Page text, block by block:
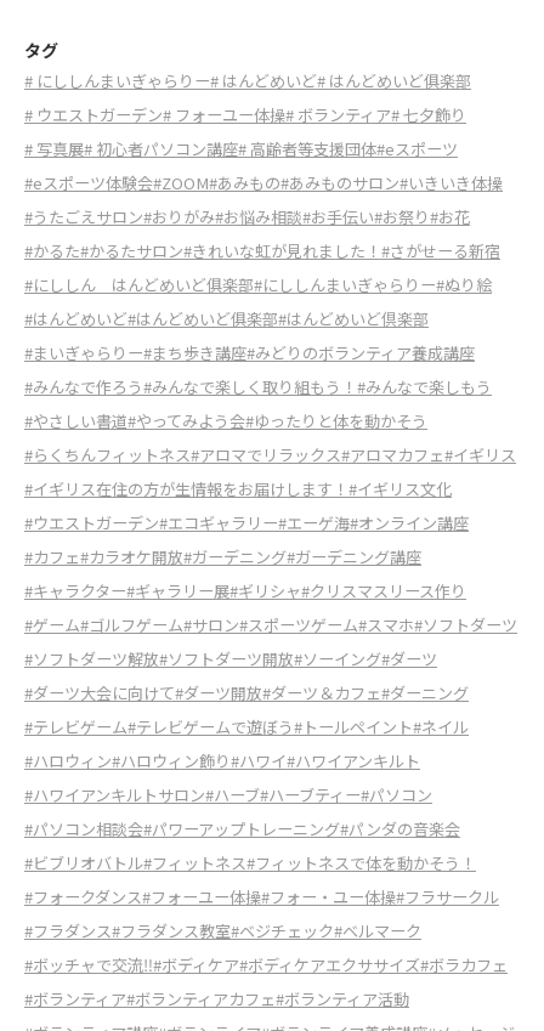
タグ
# にししんまいぎゃらりー# はんどめいど# はんどめいど俱楽部
# ウエストガーデン# フォーユー体操# ボランティア# 七夕飾り
# 写真展# 初心者パソコン講座# 高齢者等支援団体#eスポーツ
#eスポーツ体験会#ZOOM#あみもの#あみものサロン#いきいき体操
#うたごえサロン#おりがみ#お悩み相談#お手伝い#お祭り#お花
#かるた#かるたサロン#きれいな虹が見れました！ #さがせーる新宿
#にししん はんどめいど俱楽部#にししんまいぎゃらりー#ぬり絵
#はんどめいど#はんどめいど俱楽部#はんどめいど倶楽部
#まいぎゃらりー#まち歩き講座#みどりのボランティア養成講座
#みんなで作ろう#みんなで楽しく取り組もう！ #みんなで楽しもう
#やさしい書道#やってみよう会#ゆったりと体を動かそう
#らくちんフィットネス#アロマでリラックス#アロマカフェ#イギリス
#イギリス在住の方が生情報をお届けします！ #イギリス文化
#ウエストガーデン#エコギャラリー#エーゲ海#オンライン講座
#カフェ#カラオケ開放#ガーデニング#ガーデニング講座
#キャラクター#ギャラリー展#ギリシャ#クリスマスリース作り
#ゲーム#ゴルフゲーム#サロン#スポーツゲーム#スマホ#ソフトダーツ
#ソフトダーツ解放#ソフトダーツ開放#ソーイング#ダーツ
#ダーツ大会に向けて#ダーツ開放#ダーツ＆カフェ#ダーニング
#テレビゲーム#テレビゲームで遊ぼう#トールペイント#ネイル
#ハロウィン#ハロウィン飾り#ハワイ#ハワイアンキルト
#ハワイアンキルトサロン#ハーブ#ハーブティー#パソコン
#パソコン相談会#パワーアップトレーニング#パンダの音楽会
#ビブリオバトル#フィットネス#フィットネスで体を動かそう！
#フォークダンス#フォーユー体操#フォー・ユー体操#フラサークル
#フラダンス#フラダンス教室#ベジチェック#ベルマーク
#ボッチャで交流‼#ボディケア#ボディケアエクササイズ#ボラカフェ
#ボランティア#ボランティアカフェ#ボランティア活動